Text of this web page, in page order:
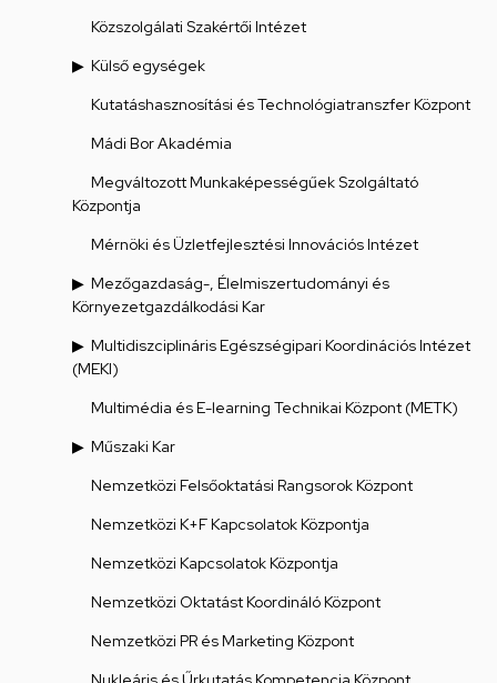
Közszolgálati Szakértői Intézet
Külső egységek
Kutatáshasznosítási és Technológiatranszfer Központ
Mádi Bor Akadémia
Megváltozott Munkaképességűek Szolgáltató
Központja
Mérnöki és Üzletfejlesztési Innovációs Intézet
Mezőgazdaság-, Élelmiszertudományi és
Környezetgazdálkodási Kar
Multidiszciplináris Egészségipari Koordinációs Intézet
(MEKI)
Multimédia és E-learning Technikai Központ (METK)
Műszaki Kar
Nemzetközi Felsőoktatási Rangsorok Központ
Nemzetközi K+F Kapcsolatok Központja
Nemzetközi Kapcsolatok Központja
Nemzetközi Oktatást Koordináló Központ
Nemzetközi PR és Marketing Központ